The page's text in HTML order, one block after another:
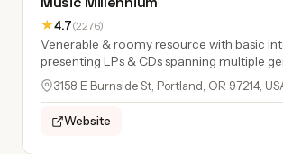
★4.7(2276)
Venerable & roomy resource with basic
presenting LPs & CDs spanning multiple
3158 E Burnside St, Portland, OR 97214,
Website